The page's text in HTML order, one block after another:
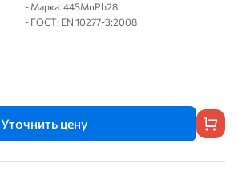
- Марка: 44SMnPb28
- ГОСТ: EN 10277-3:2008
Уточнить цену